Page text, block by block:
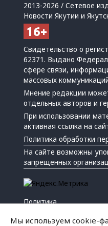
2013-2026 / Сетевое
Новости Якутии и
Свидетельство о
62371. Выдано
сфере связи,
массовых
Мнение редакции
отдельных авторов и
При использовании
активная ссылка на
Политика обработки
На сайте возможны
запрещенных
Политика
Мы используем cookie-